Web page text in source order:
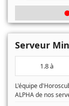
Serveur
1.8 à
L'équipe
ALPHA de nos